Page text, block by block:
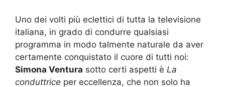
Uno dei volti più eclettici di tutta la televisione
italiana, in grado di condurre qualsiasi
programma in modo talmente naturale da aver
certamente conquistato il cuore di tutti noi:
Simona Ventura sotto certi aspetti è La
conduttrice per eccellenza, che non solo ha